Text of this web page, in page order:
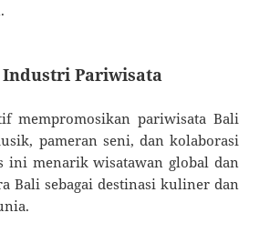
Industri Pariwisata
mempromosikan pariwisata Bali
pameran seni, dan kolaborasi
ini menarik wisatawan global dan
Bali sebagai destinasi kuliner dan